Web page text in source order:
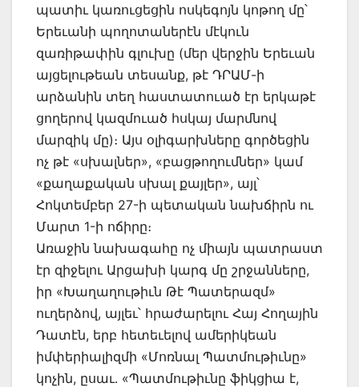
պատիւ կառուցեցին ոսկեգոյն կոթող մը՝
Երեւանի պողոտաներէն մէկուն
զառիթափին գլուխը (մեր վերջին Երեւան
այցելութեան տեսանք, թէ ԴՐԱՄ-ի
արձանին տեղ հաստատուած էր երկաթէ
ցողերով կազմուած հսկայ մարմնով
մարզիկ մը)։ Այս օլիգարխները գործեցին
ոչ թէ «սխալներ», «բացթողումներ» կամ
«քաղաքական սխալ քայլեր», այլ՝
Հոկտեմբեր 27-ի պետական նախճիրն ու
Մարտ 1-ի ոճիրը։
Առաջին նախագահը ոչ միայն պատրաստ
էր զիջելու Արցախի կարգ մը շրջանները,
իր «Խաղաղութիւն Թէ Պատերազմ»
ուղերձով, այլեւ՝ հրաժարելու Հայ Հողային
Դատէն, երբ հետեւելով ամերիկեան
իմփերիալիզմի «Մոռնալ Պատմութիւնը»
կոչին, ըսաւ. «Պատմութիւնը ֆիկցիա է,